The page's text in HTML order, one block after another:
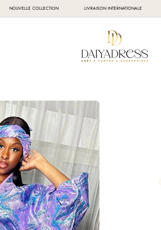
NOUVELLE COLLECTION LIVRAISON INTERNATIONALE